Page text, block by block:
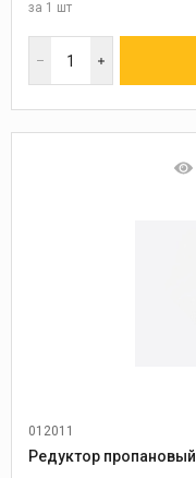
за 1 шт
012011